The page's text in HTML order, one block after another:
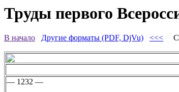
Труды первого
В начало Другие форматы (PDF, DjVu) <<<
— 1232 —